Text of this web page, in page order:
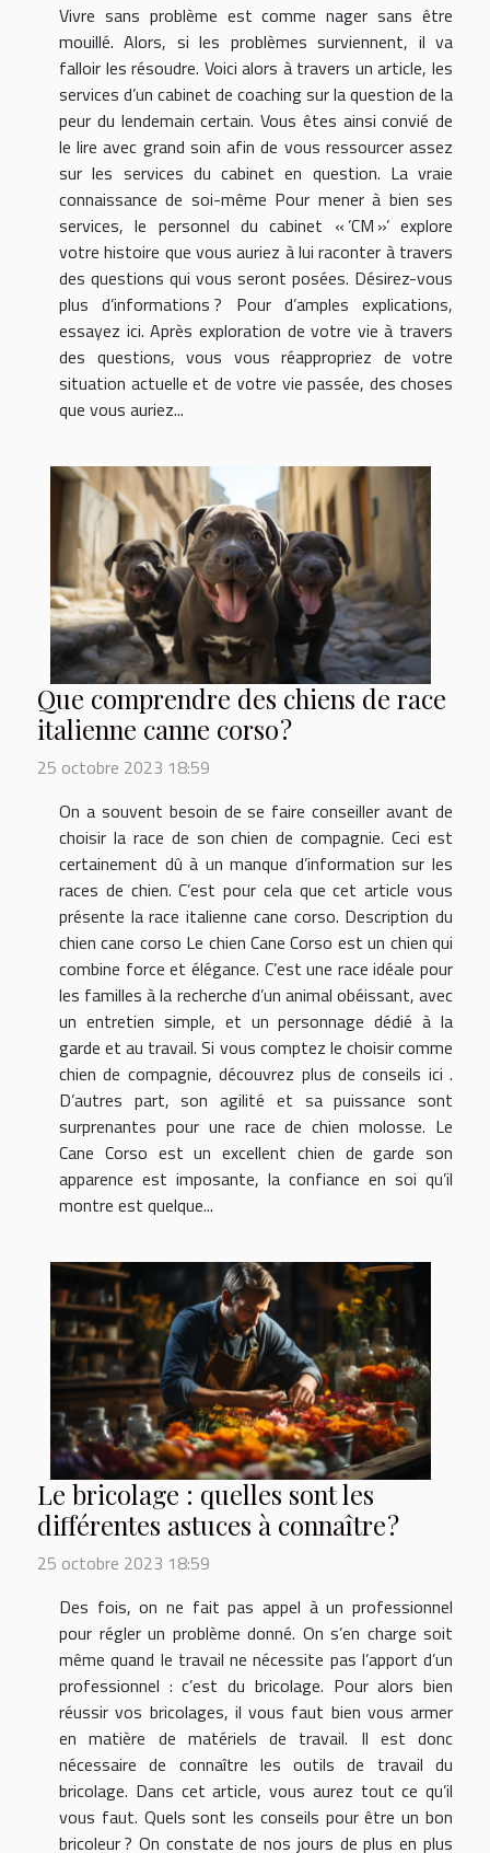
Vivre sans problème est comme nager sans être
mouillé. Alors, si les problèmes surviennent, il va
falloir les résoudre. Voici alors à travers un article, les
services d’un cabinet de coaching sur la question de la
peur du lendemain certain. Vous êtes ainsi convié de
le lire avec grand soin afin de vous ressourcer assez
sur les services du cabinet en question. La vraie
connaissance de soi-même Pour mener à bien ses
services, le personnel du cabinet « ’CM »’ explore
votre histoire que vous auriez à lui raconter à travers
des questions qui vous seront posées. Désirez-vous
plus d’informations ? Pour d’amples explications,
essayez ici. Après exploration de votre vie à travers
des questions, vous vous réappropriez de votre
situation actuelle et de votre vie passée, des choses
que vous auriez...
Que comprendre des chiens de race
italienne canne corso ?
25 octobre 2023 18:59
On a souvent besoin de se faire conseiller avant de
choisir la race de son chien de compagnie. Ceci est
certainement dû à un manque d’information sur les
races de chien. C’est pour cela que cet article vous
présente la race italienne cane corso. Description du
chien cane corso Le chien Cane Corso est un chien qui
combine force et élégance. C’est une race idéale pour
les familles à la recherche d’un animal obéissant, avec
un entretien simple, et un personnage dédié à la
garde et au travail. Si vous comptez le choisir comme
chien de compagnie, découvrez plus de conseils ici .
D’autres part, son agilité et sa puissance sont
surprenantes pour une race de chien molosse. Le
Cane Corso est un excellent chien de garde son
apparence est imposante, la confiance en soi qu’il
montre est quelque...
Le bricolage : quelles sont les
différentes astuces à connaître ?
25 octobre 2023 18:59
Des fois, on ne fait pas appel à un professionnel
pour régler un problème donné. On s’en charge soit
même quand le travail ne nécessite pas l’apport d’un
professionnel : c’est du bricolage. Pour alors bien
réussir vos bricolages, il vous faut bien vous armer
en matière de matériels de travail. Il est donc
nécessaire de connaître les outils de travail du
bricolage. Dans cet article, vous aurez tout ce qu’il
vous faut. Quels sont les conseils pour être un bon
bricoleur ? On constate de nos jours de plus en plus